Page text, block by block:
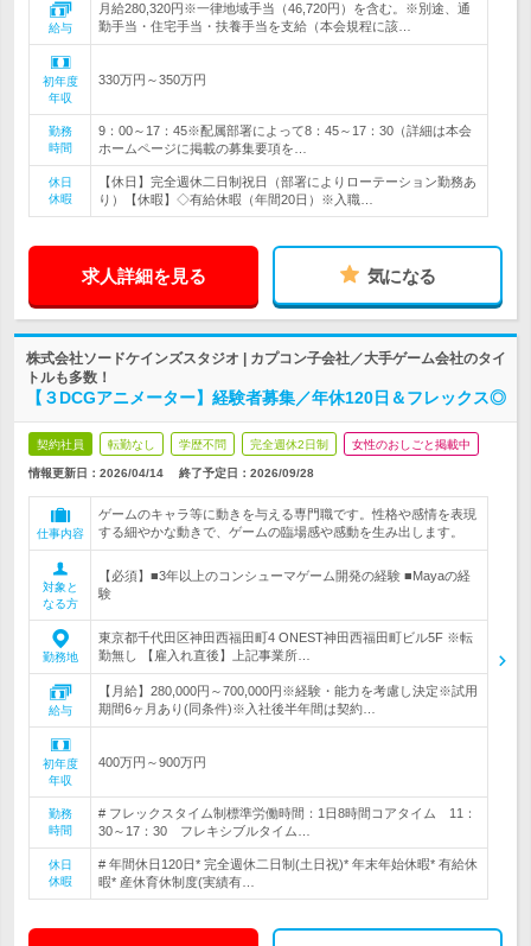
給与
月給280,320円※一律地域手当（46,720円）を含む。※別途、通
勤手当・住宅手当・扶養手当を支給（本会規程に該…
初年度
年収
330万円～350万円
勤務
時間
9：00～17：45※配属部署によって8：45～17：30（詳細は本会
ホームページに掲載の募集要項を…
休日
休暇
【休日】完全週休二日制祝日（部署によりローテーション勤務あ
り）【休暇】◇有給休暇（年間20日）※入職…
求人詳細を見る 気になる
株式会社ソードケインズスタジオ | カプコン子会社／大手ゲーム会社のタイ
トルも多数！
【３DCGアニメーター】経験者募集／年休120日＆フレックス◎
契約社員 転勤なし 学歴不問 完全週休2日制 女性のおしごと掲載中
情報更新日：2026/04/14 終了予定日： 2026/09/28
仕事内容
ゲームのキャラ等に動きを与える専門職です。性格や感情を表現
する細やかな動きで、ゲームの臨場感や感動を生み出します。
対象と
なる方
【必須】■3年以上のコンシューマゲーム開発の経験 ■Mayaの経
験
勤務地
東京都千代田区神田西福田町4 ONEST神田西福田町ビル5F ※転
勤無し 【雇入れ直後】上記事業所…
給与
【月給】280,000円～700,000円※経験・能力を考慮し決定※試用
期間6ヶ月あり(同条件)※入社後半年間は契約…
初年度
年収
400万円～900万円
勤務
時間
# フレックスタイム制標準労働時間：1日8時間コアタイム 11：
30～17：30 フレキシブルタイム…
休日
休暇
# 年間休日120日* 完全週休二日制(土日祝)* 年末年始休暇* 有給休
暇* 産休育休制度(実績有…